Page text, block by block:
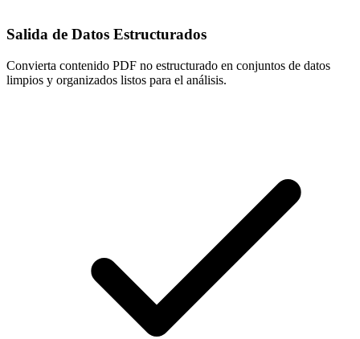
Salida de Datos Estructurados
Convierta contenido PDF no estructurado en conjuntos de datos
limpios y organizados listos para el análisis.